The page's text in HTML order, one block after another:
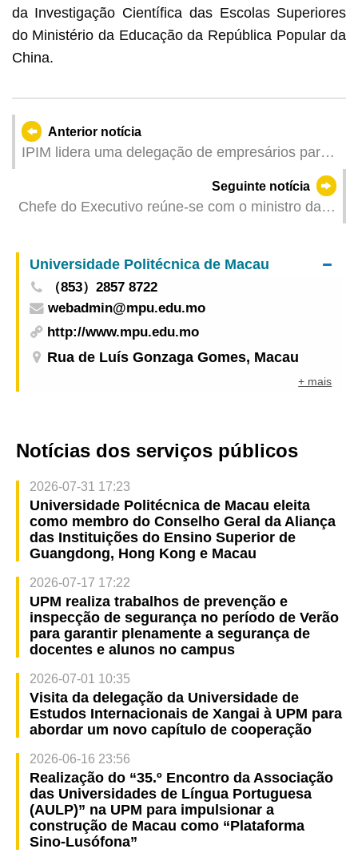
da Investigação Científica das Escolas Superiores
do Ministério da Educação da República Popular da
China.
Anterior notícia
IPIM lidera uma delegação de empresários para
Seguinte notícia
Chefe do Executivo reúne-se com o ministro da
Universidade Politécnica de Macau
（853）2857 8722
webadmin@mpu.edu.mo
http://www.mpu.edu.mo
Rua de Luís Gonzaga Gomes, Macau
+ mais
Notícias dos serviços públicos
2026-07-31 17:23
Universidade Politécnica de Macau eleita
como membro do Conselho Geral da Aliança
das Instituições do Ensino Superior de
Guangdong, Hong Kong e Macau
2026-07-17 17:22
UPM realiza trabalhos de prevenção e
inspecção de segurança no período de Verão
para garantir plenamente a segurança de
docentes e alunos no campus
2026-07-01 10:35
Visita da delegação da Universidade de
Estudos Internacionais de Xangai à UPM para
abordar um novo capítulo de cooperação
2026-06-16 23:56
Realização do “35.º Encontro da Associação
das Universidades de Língua Portuguesa
(AULP)” na UPM para impulsionar a
construção de Macau como “Plataforma
Sino-Lusófona”